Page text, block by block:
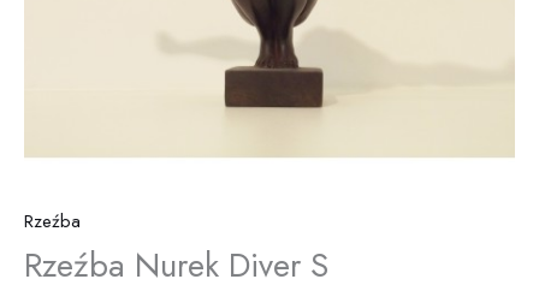
Rzeźba
Rzeźba Nurek Diver S